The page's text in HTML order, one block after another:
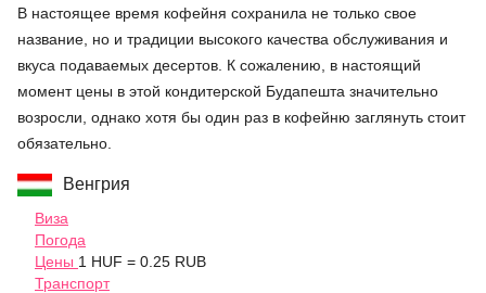
В настоящее время кофейня сохранила не только свое
название, но и традиции высокого качества обслуживания и
вкуса подаваемых десертов. К сожалению, в настоящий
момент цены в этой кондитерской Будапешта значительно
возросли, однако хотя бы один раз в кофейню заглянуть стоит
обязательно.
Венгрия
Виза
Погода
Цены 1 HUF = 0.25 RUB
Транспорт